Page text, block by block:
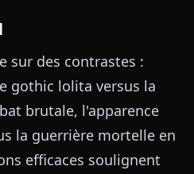
sur des contrastes :
gothic lolita versus la
brutale, l'apparence
la guerrière mortelle en
efficaces soulignent